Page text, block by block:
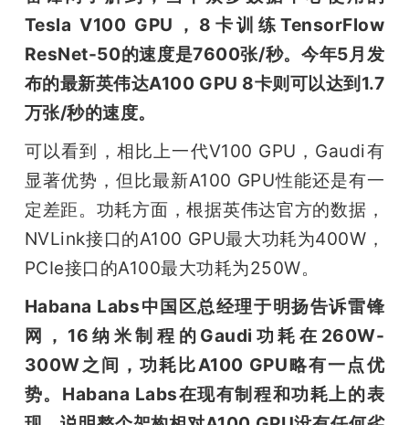
Tesla V100 GPU，8卡训练TensorFlow
ResNet-50的速度是7600张/秒。今年5月发
布的最新英伟达A100 GPU 8卡则可以达到1.7
万张/秒的速度。
可以看到，相比上一代V100 GPU，Gaudi有
显著优势，但比最新A100 GPU性能还是有一
定差距。功耗方面，根据英伟达官方的数据，
NVLink接口的A100 GPU最大功耗为400W，
PCIe接口的A100最大功耗为250W。
Habana Labs中国区总经理于明扬告诉雷锋
网，16纳米制程的Gaudi功耗在260W-
300W之间，功耗比A100 GPU略有一点优
势。Habana Labs在现有制程和功耗上的表